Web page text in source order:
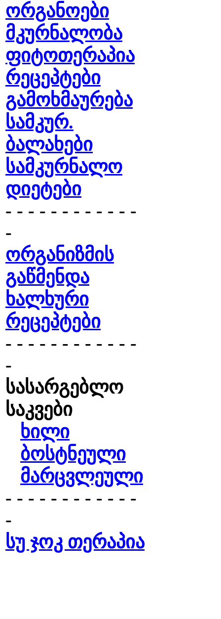
ორგანოები
მკურნალობა
ფიტოთერაპია
რეცეპტები
გამოხმაურება
სამკურ.
ბალახები
სამკურნალო
დიეტები
- - - - - - - - - - - -
-
ორგანიზმის
გაწმენდა
ხალხური
რეცეპტები
- - - - - - - - - - - -
-
სასარგებლო
საკვები
ხილი
ბოსტნეული
მარცვლეული
- - - - - - - - - - - -
-
სუ ჯოკ თერაპია